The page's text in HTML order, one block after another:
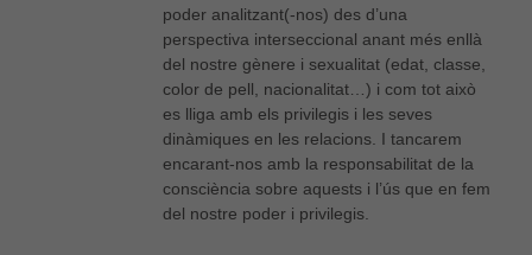
poder analitzant(-nos) des d’una
perspectiva interseccional anant més enllà
del nostre gènere i sexualitat (edat, classe,
color de pell, nacionalitat…) i com tot això
es lliga amb els privilegis i les seves
dinàmiques en les relacions. I tancarem
encarant-nos amb la responsabilitat de la
consciència sobre aquests i l’ús que en fem
del nostre poder i privilegis.